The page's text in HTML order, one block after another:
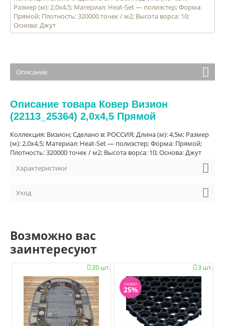
Размер (м): 2,0х4,5; Материал: Heat-Set — полиэстер; Форма:
Прямой; Плотность: 320000 точек / м2; Высота ворса: 10;
Основа: Джут
Описание
Описание товара Ковер Визион
(22113_25364) 2,0х4,5 Прямой
Коллекция: Визион; Сделано в: РОССИЯ; Длина (м): 4,5м; Размер
(м): 2,0х4,5; Материал: Heat-Set — полиэстер; Форма: Прямой;
Плотность: 320000 точек / м2; Высота ворса: 10; Основа: Джут
Характеристики
Уход
Возможно вас
заинтересуют
20 шт.
 3 шт.

СКИДКА
25%